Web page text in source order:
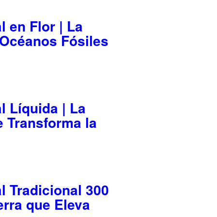
en Flor | La
Fósiles
Líquida | La
Transforma la
Tradicional 300
que Eleva